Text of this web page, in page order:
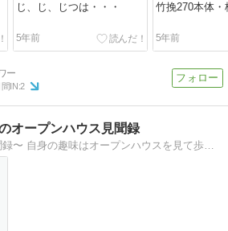
じ、じ、じつは・・・
5年前
竹挽270本体・
5年前
間IN:2
オープンハウス見聞録